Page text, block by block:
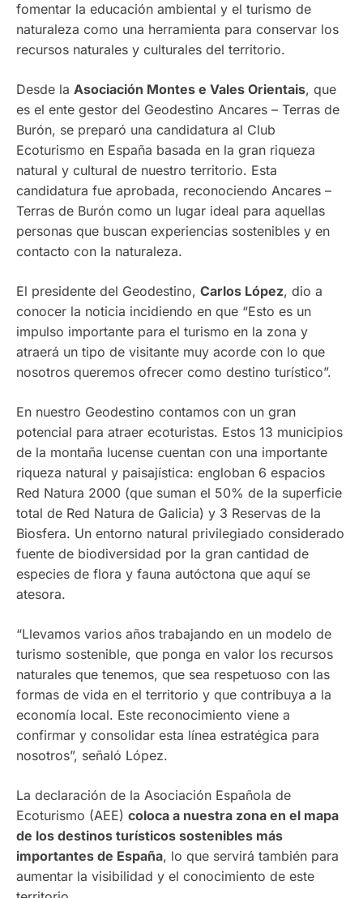
fomentar la educación ambiental y el turismo de
naturaleza como una herramienta para conservar los
recursos naturales y culturales del territorio.
Desde la Asociación Montes e Vales Orientais, que
es el ente gestor del Geodestino Ancares – Terras de
Burón, se preparó una candidatura al Club
Ecoturismo en España basada en la gran riqueza
natural y cultural de nuestro territorio. Esta
candidatura fue aprobada, reconociendo Ancares –
Terras de Burón como un lugar ideal para aquellas
personas que buscan experiencias sostenibles y en
contacto con la naturaleza.
El presidente del Geodestino, Carlos López, dio a
conocer la noticia incidiendo en que “Esto es un
impulso importante para el turismo en la zona y
atraerá un tipo de visitante muy acorde con lo que
nosotros queremos ofrecer como destino turístico”.
En nuestro Geodestino contamos con un gran
potencial para atraer ecoturistas. Estos 13 municipios
de la montaña lucense cuentan con una importante
riqueza natural y paisajística: engloban 6 espacios
Red Natura 2000 (que suman el 50% de la superficie
total de Red Natura de Galicia) y 3 Reservas de la
Biosfera. Un entorno natural privilegiado considerado
fuente de biodiversidad por la gran cantidad de
especies de flora y fauna autóctona que aquí se
atesora.
“Llevamos varios años trabajando en un modelo de
turismo sostenible, que ponga en valor los recursos
naturales que tenemos, que sea respetuoso con las
formas de vida en el territorio y que contribuya a la
economía local. Este reconocimiento viene a
confirmar y consolidar esta línea estratégica para
nosotros”, señaló López.
La declaración de la Asociación Española de
Ecoturismo (AEE) coloca a nuestra zona en el mapa
de los destinos turísticos sostenibles más
importantes de España, lo que servirá también para
aumentar la visibilidad y el conocimiento de este